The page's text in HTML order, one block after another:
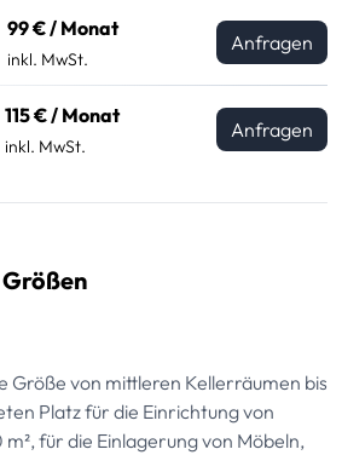
99 € / Monat
inkl. MwSt.
Anfragen
115 € / Monat
inkl. MwSt.
Anfragen
Größe von mittleren Kellerräumen bis
Platz für die Einrichtung von
für die Einlagerung von Möbeln,